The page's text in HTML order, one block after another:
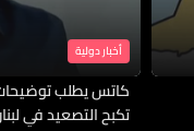
أخبار دولية
كاتس يطلب
تكبح التصعيد في